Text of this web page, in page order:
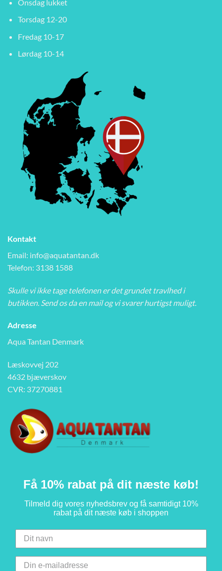
Onsdag lukket
Torsdag 12-20
Fredag 10-17
Lørdag 10-14
Kontakt
Email: info@aquatantan.dk
Telefon: 3138 1588
Skulle vi ikke tage telefonen er det grundet travlhed i
butikken. Send os da en mail og vi svarer hurtigst muligt.
Adresse
Aqua Tantan Denmark
Læskovvej 202
4632 bjæverskov
CVR: 37270881
Få 10% rabat på dit næste køb!
Tilmeld dig vores nyhedsbrev og få samtidigt 10%
rabat på dit næste køb i shoppen